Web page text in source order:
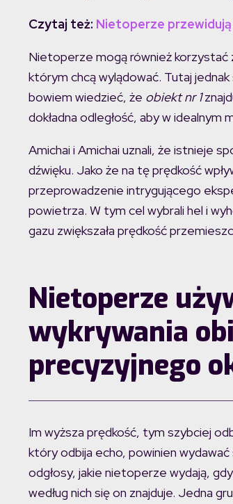
Czytaj też: Nietoperze
Nietoperze mogą również korzystać
którym chcą wylądować. Tutaj
bowiem wiedzieć, że obiekt nr 1
dokładna odległość, aby w
Amichai i Amichai uznali, że istnieje
dźwięku. Jako że na tę prędkość
przeprowadzenie intrygującego
powietrza. W tym cel wybrali hel i
gazu zwiększała prędkość
Nietoperze
wykrywania
precyzyjnego
Im wyższa prędkość, tym szybciej
który odbija echo, powinien
odgłosy, jakie nietoperze wydają,
według nich się on znajduje. Jedna